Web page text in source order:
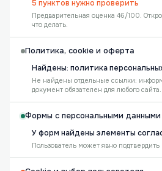
5 пунктов нужно проверить
Предварительная оценка 46/100.
что делать.
Политика, cookie и оферта
Найдены: политика
Не найдены отдельные ссылки:
документ обязателен для любого сайта.
Формы с персональными данными
У форм найдены элементы
Пользователь может явно